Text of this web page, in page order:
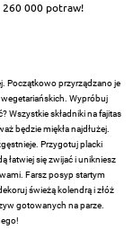
260 000 potraw!
Początkowo przyrządzano je
Wypróbuj
Wszystkie składniki na fajitas
będzie miękła najdłużej.
Przygotuj placki
łatwiej się zwijać i unikniesz
Farsz posyp startym
świeżą kolendrą i złóż
gotowanych na parze.